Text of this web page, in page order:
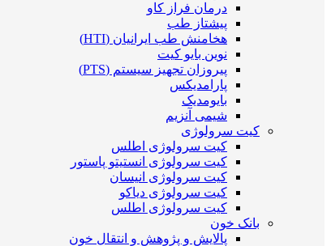
درمان فراز کاو
پیشتاز طب
هخامنش طب ایرانیان (HTI)
نوین بایو کیت
پیروزان تجهیز سیستم (PTS)
پارامدیکس
بایومدیک
شیمی آنزیم
کیت سرولوژی
کیت سرولوژی اطلس
کیت سرولوژی انستیتو پاستور
کیت سرولوژی انیسان
کیت سرولوژی دیاکو
کیت سرولوژی اطلس
بانک خون
پالایش و پژوهش و انتقال خون